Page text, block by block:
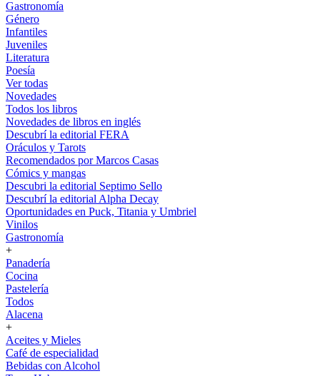
Gastronomía
Género
Infantiles
Juveniles
Literatura
Poesía
Ver todas
Novedades
Todos los libros
Novedades de libros en inglés
Descubrí la editorial FERA
Oráculos y Tarots
Recomendados por Marcos Casas
Cómics y mangas
Descubri la editorial Septimo Sello
Descubrí la editorial Alpha Decay
Oportunidades en Puck, Titania y Umbriel
Vinilos
Gastronomía
+
Panadería
Cocina
Pastelería
Todos
Alacena
+
Aceites y Mieles
Café de especialidad
Bebidas con Alcohol